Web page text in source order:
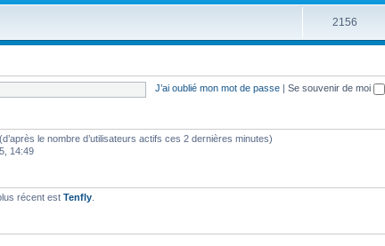
2156
J’ai oublié mon mot de passe Se souvenir de moi
le nombre d’utilisateurs actifs ces 2 dernières minutes)
14:49
récent est Tenfly